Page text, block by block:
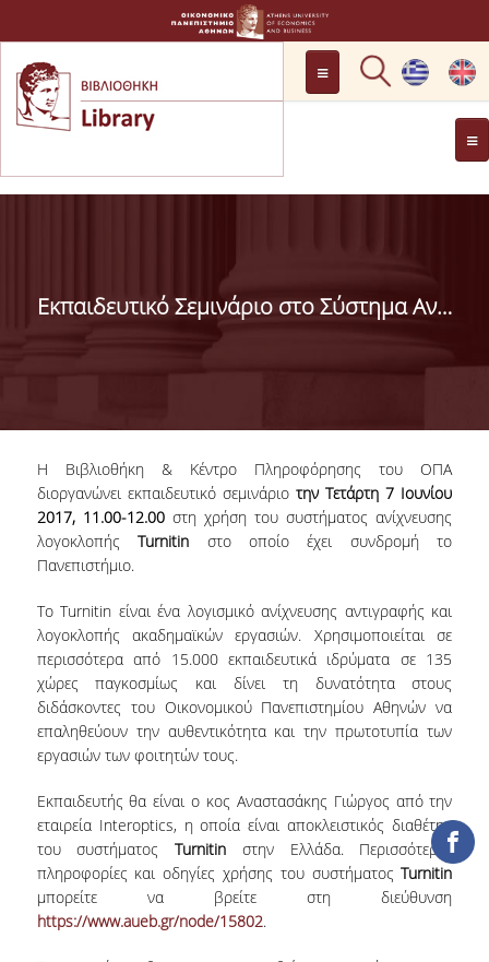
OPENING HOURS
GENERAL INFORMATION
LIBRARY COMMITTEE
PROJECTS
COLLECTIONS
ELECTRONIC
RESOURCES
DEPOSITORY LIBRARIES
SERVICES
INTERLIBRARY LOAN
COPYING – PRINTING
SERVICES
Εκπαιδευτικό Σεμινάριο στο Σύστημα Ανίχνευσης Λογοκλοπής Turnitin
Η Βιβλιοθήκη & Κέντρο Πληροφόρησης του ΟΠΑ
διοργανώνει εκπαιδευτικό σεμινάριο την Τετάρτη 7 Ιουνίου
2017, 11.00-12.00στη χρήση του συστήματος ανίχνευσης
λογοκλοπήςTurnitin στο οποίο έχει συνδρομή το
Πανεπιστήμιο.
Το Turnitin είναι ένα λογισμικό ανίχνευσης αντιγραφής και
λογοκλοπής ακαδημαϊκών εργασιών. Χρησιμοποιείται σε
περισσότερα από 15.000 εκπαιδευτικά ιδρύματα σε 135
χώρες παγκοσμίως και δίνει τη δυνατότητα στους
διδάσκοντες του Οικονομικού Πανεπιστημίου Αθηνών να
επαληθεύουν την αυθεντικότητα και την πρωτοτυπία των
εργασιών των φοιτητών τους.
Εκπαιδευτής θα είναι ο κος Αναστασάκης Γιώργος από την
εταιρεία Interoptics, η οποία είναι αποκλειστικός διαθέτης
του συστήματοςTurnitin στην Ελλάδα. Περισσότερες
πληροφορίες και οδηγίες χρήσης του συστήματοςTurnitin
μπορείτε να βρείτε στη διεύθυνση
https://www.aueb.gr/node/15802.